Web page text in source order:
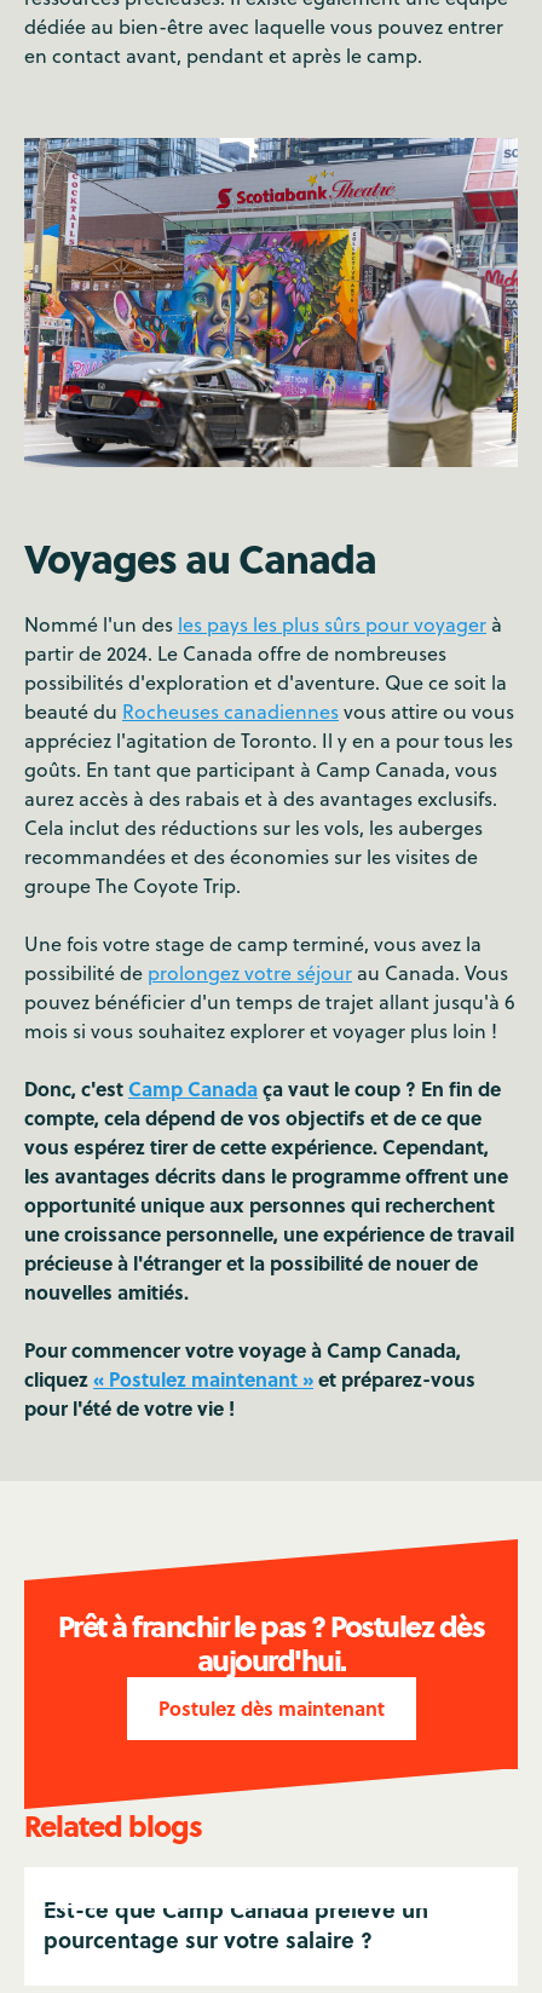
dédiée au bien-être avec laquelle vous pouvez entrer
en contact avant, pendant et après le camp.
Voyages au Canada
Nommé l'un des les pays les plus sûrs pour voyager à
partir de 2024. Le Canada offre de nombreuses
possibilités d'exploration et d'aventure. Que ce soit la
beauté du Rocheuses canadiennesvous attire ou vous
appréciez l'agitation de Toronto. Il y en a pour tous les
goûts. En tant que participant à Camp Canada, vous
aurez accès à des rabais et à des avantages exclusifs.
Cela inclut des réductions sur les vols, les auberges
recommandées et des économies sur les visites de
groupe The Coyote Trip.
Une fois votre stage de camp terminé, vous avez la
possibilité de prolongez votre séjour au Canada. Vous
pouvez bénéficier d'un temps de trajet allant jusqu'à 6
mois si vous souhaitez explorer et voyager plus loin !
Donc, c'estCamp Canadaça vaut le coup ? En fin de
compte, cela dépend de vos objectifs et de ce que
vous espérez tirer de cette expérience. Cependant,
les avantages décrits dans le programme offrent une
opportunité unique aux personnes qui recherchent
une croissance personnelle, une expérience de travail
précieuse à l'étranger et la possibilité de nouer de
nouvelles amitiés.
Pour commencer votre voyage à Camp Canada,
cliquez« Postulez maintenant »et préparez-vous
pour l'été de votre vie !
Prêt à franchir le pas ? Postulez dès
aujourd'hui.
Postulez dès maintenant
Related blogs
Est-ce que Camp Canada prélève un
pourcentage sur votre salaire ?